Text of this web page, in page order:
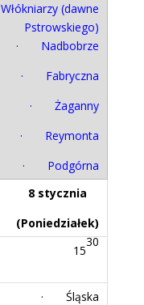
Włókniarzy (dawne
Pstrowskiego)
· Nadbobrze
· Fabryczna
· Żaganny
· Reymonta
· Podgórna
8 stycznia
(Poniedziałek)
15
30
· Śląska